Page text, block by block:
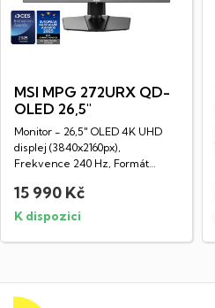
MSI MPG 272URX QD-
OLED 26,5"
Monitor - 26,5" OLED 4K UHD
displej (3840x2160px),
Frekvence 240 Hz, Formát
15 990 Kč
K dispozici